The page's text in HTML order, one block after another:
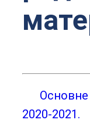
2020-2021.